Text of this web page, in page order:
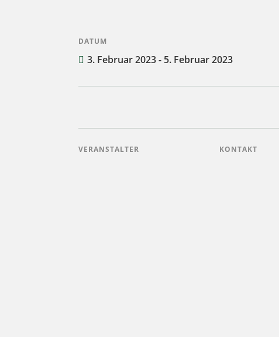
DATUM
3. Februar 2023 - 5. Februar 2023
VERANSTALTER KONTAKT